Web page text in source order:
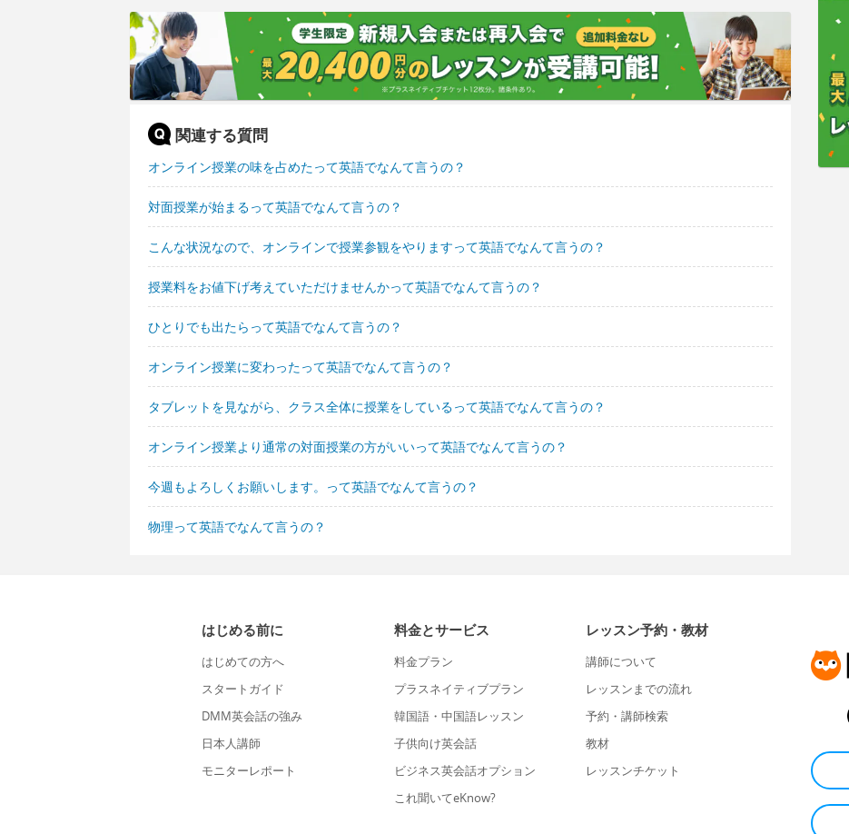
関連する質問
オンライン授業の味を占めたって英語でなんて言うの？
対面授業が始まるって英語でなんて言うの？
こんな状況なので、オンラインで授業参観をやりますって英語でなんて言うの？
授業料をお値下げ考えていただけませんかって英語でなんて言うの？
ひとりでも出たらって英語でなんて言うの？
オンライン授業に変わったって英語でなんて言うの？
タブレットを見ながら、クラス全体に授業をしているって英語でなんて言うの？
オンライン授業より通常の対面授業の方がいいって英語でなんて言うの？
今週もよろしくお願いします。って英語でなんて言うの？
物理って英語でなんて言うの？
はじめる前に
はじめての方へ
スタートガイド
DMM英会話の強み
日本人講師
モニターレポート
料金とサービス
料金プラン
プラスネイティブプラン
韓国語・中国語レッスン
子供向け英会話
ビジネス英会話オプション
これ聞いてeKnow?
レッスン予約・教材
講師について
レッスンまでの流れ
予約・講師検索
教材
レッスンチケット